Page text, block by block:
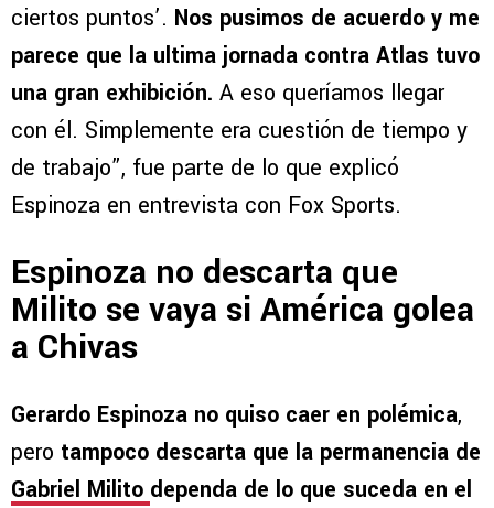
ciertos puntos’. Nos pusimos de acuerdo y me
parece que la ultima jornada contra Atlas tuvo
una gran exhibición. A eso queríamos llegar
con él. Simplemente era cuestión de tiempo y
de trabajo”, fue parte de lo que explicó
Espinoza en entrevista con Fox Sports.
Espinoza no descarta que
Milito se vaya si América golea
a Chivas
Gerardo Espinoza no quiso caer en polémica,
pero tampoco descarta que la permanencia de
Gabriel Milito dependa de lo que suceda en el